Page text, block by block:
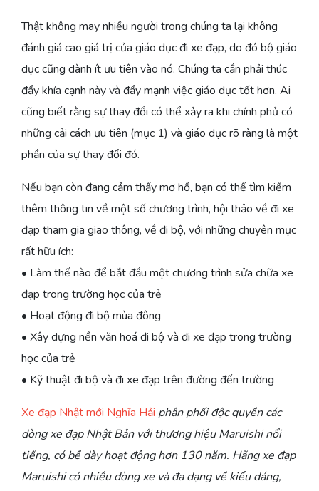
Thật không may nhiều người trong chúng ta lại không
đánh giá cao giá trị của giáo dục đi xe đạp, do đó bộ giáo
dục cũng dành ít ưu tiên vào nó. Chúng ta cần phải thúc
đẩy khía cạnh này và đẩy mạnh việc giáo dục tốt hơn. Ai
cũng biết rằng sự thay đổi có thể xảy ra khi chính phủ có
những cải cách ưu tiên (mục 1) và giáo dục rõ ràng là một
phần của sự thay đổi đó.
Nếu bạn còn đang cảm thấy mơ hồ, bạn có thể tìm kiếm
thêm thông tin về một số chương trình, hội thảo về đi xe
đạp tham gia giao thông, về đi bộ, với những chuyên mục
rất hữu ích:
• Làm thế nào để bắt đầu một chương trình sửa chữa xe
đạp trong trường học của trẻ
• Hoạt động đi bộ mùa đông
• Xây dựng nền văn hoá đi bộ và đi xe đạp trong trường
học của trẻ
• Kỹ thuật đi bộ và đi xe đạp trên đường đến trường
Xe đạp Nhật mới Nghĩa Hải phân phối độc quyền các
dòng xe đạp Nhật Bản với thương hiệu Maruishi nổi
tiếng, có bề dày hoạt động hơn 130 năm. Hãng xe đạp
Maruishi có nhiều dòng xe và đa dạng về kiểu dáng,